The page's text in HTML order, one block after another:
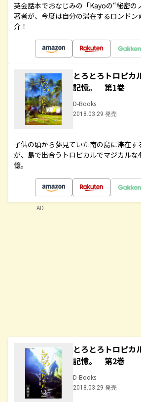
英会話本でおなじみの「Kayoの“秘密の
著者が、今度は自分の滞在するロンド
介！
とろとろトロピ
記憶。 第1巻
D-Books
2018.03.29 発売
子供の頃から夢見ていた南の島に滞在
が、島で出合うトロピカルでマジカル
憶。
とろとろトロピ
記憶。 第2巻
D-Books
2018.03.29 発売
AD